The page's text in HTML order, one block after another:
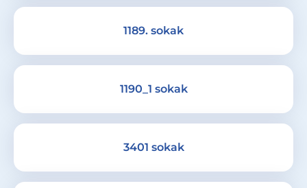
1189. sokak
1190_1 sokak
3401 sokak